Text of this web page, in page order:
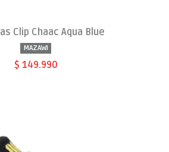
Clip Chaac Aqua Blue
MAZAWI
$ 149.990